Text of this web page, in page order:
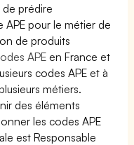
de prédire
pour le métier de
de produits
APEen France et
codes APE et à
métiers.
des éléments
les codes APE
est Responsable